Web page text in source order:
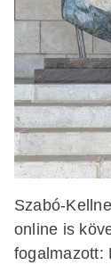
Szabó-
online is
fogalmazott: